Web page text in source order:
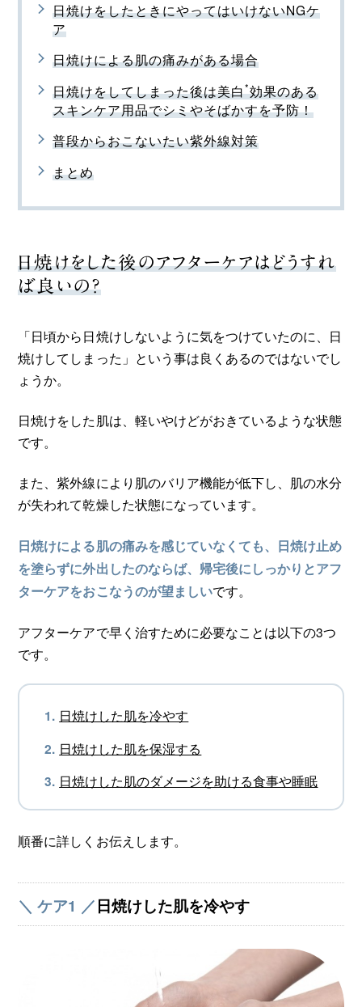
日焼けをしたときにやってはいけないNGケ
ア
日焼けによる肌の痛みがある場合
日焼けをしてしまった後は美白*効果のある
スキンケア用品でシミやそばかすを予防！
普段からおこないたい紫外線対策
まとめ
日焼けをした後のアフターケアはどうすれ
ば良いの？
「日頃から日焼けしないように気をつけていたのに、日
焼けしてしまった」という事は良くあるのではないでし
ょうか。
日焼けをした肌は、軽いやけどがおきているような状態
です。
また、紫外線により肌のバリア機能が低下し、肌の水分
が失われて乾燥した状態になっています。
日焼けによる肌の痛みを感じていなくても、日焼け止め
を塗らずに外出したのならば、帰宅後にしっかりとアフ
ターケアをおこなうのが望ましいです。
アフターケアで早く治すために必要なことは以下の3つ
です。
日焼けした肌を冷やす
日焼けした肌を保湿する
日焼けした肌のダメージを助ける食事や睡眠
順番に詳しくお伝えします。
＼ ケア1 ／日焼けした肌を冷やす